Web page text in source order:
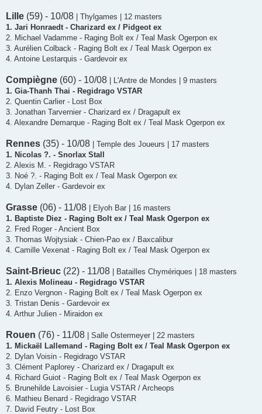
Lille (59) - 10/08 | Thylgames | 12 masters
1. Jari Honraedt - Charizard ex / Pidgeot ex
2. Michael Vadamme - Raging Bolt ex / Teal Mask Ogerpon ex
3. Aurélien Colback - Raging Bolt ex / Teal Mask Ogerpon ex
4. Antoine Lestarquis - Gardevoir ex
Compiègne (60) - 10/08 | L'Antre de Mondes | 9 masters
1. Gia-Thanh Thai - Regidrago VSTAR
2. Quentin Carlier - Lost Box
3. Jonathan Tarvernier - Charizard ex / Dragapult ex
4. Alexandre Demarque - Raging Bolt ex / Teal Mask Ogerpon ex
Rennes (35) - 10/08 | Temple des Joueurs | 17 masters
1. Nicolas ?. - Snorlax Stall
2. Alexis M. - Regidrago VSTAR
3. Noé ?. - Raging Bolt ex / Teal Mask Ogerpon ex
4. Dylan Zeller - Gardevoir ex
Grasse (06) - 11/08 | Elyoh Bar | 16 masters
1. Baptiste Diez - Raging Bolt ex / Teal Mask Ogerpon ex
2. Fred Roger - Ancient Box
3. Thomas Wojtysiak - Chien-Pao ex / Baxcalibur
4. Camille Vexenat - Raging Bolt ex / Teal Mask Ogerpon ex
Saint-Brieuc (22) - 11/08 | Batailles Chymériques | 18 masters
1. Alexis Molineau - Regidrago VSTAR
2. Enzo Vergnon - Raging Bolt ex / Teal Mask Ogerpon ex
3. Tristan Denis - Gardevoir ex
4. Arthur Julien - Miraidon ex
Rouen (76) - 11/08 | Salle Ostermeyer | 22 masters
1. Mickaël Lallemand - Raging Bolt ex / Teal Mask Ogerpon ex
2. Dylan Voisin - Regidrago VSTAR
3. Clément Paplorey - Charizard ex / Dragapult ex
4. Richard Guiot - Raging Bolt ex / Teal Mask Ogerpon ex
5. Brunehilde Lavoisier - Lugia VSTAR / Archeops
6. Mathieu Benard - Regidrago VSTAR
7. David Feutry - Lost Box